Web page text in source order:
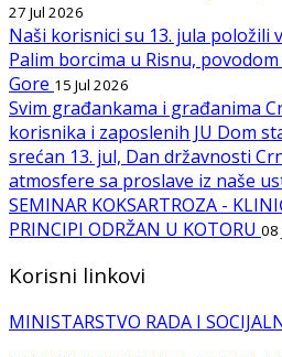
27 Jul 2026
Naši korisnici su 13. jula položili
Palim borcima u Risnu,
Gore 15 Jul 2026
Svim građankama i građanima
korisnika i zaposlenih JU Dom
srećan 13. jul, Dan državnosti
atmosfere sa proslave iz naše
SEMINAR KOKSARTROZA -
PRINCIPI ODRŽAN U KOTORU 08
Korisni linkovi
MINISTARSTVO RADA I